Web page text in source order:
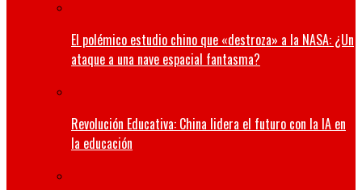
El polémico estudio chino que «destroza» a la NASA: ¿Un
ataque a una nave espacial fantasma?
Revolución Educativa: China lidera el futuro con la IA en
la educación